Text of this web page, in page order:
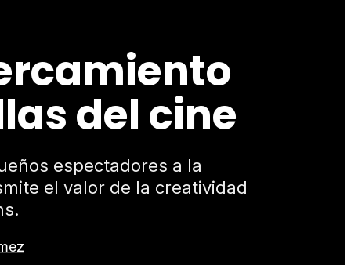
del cine
espectadores a la
el valor de la creatividad